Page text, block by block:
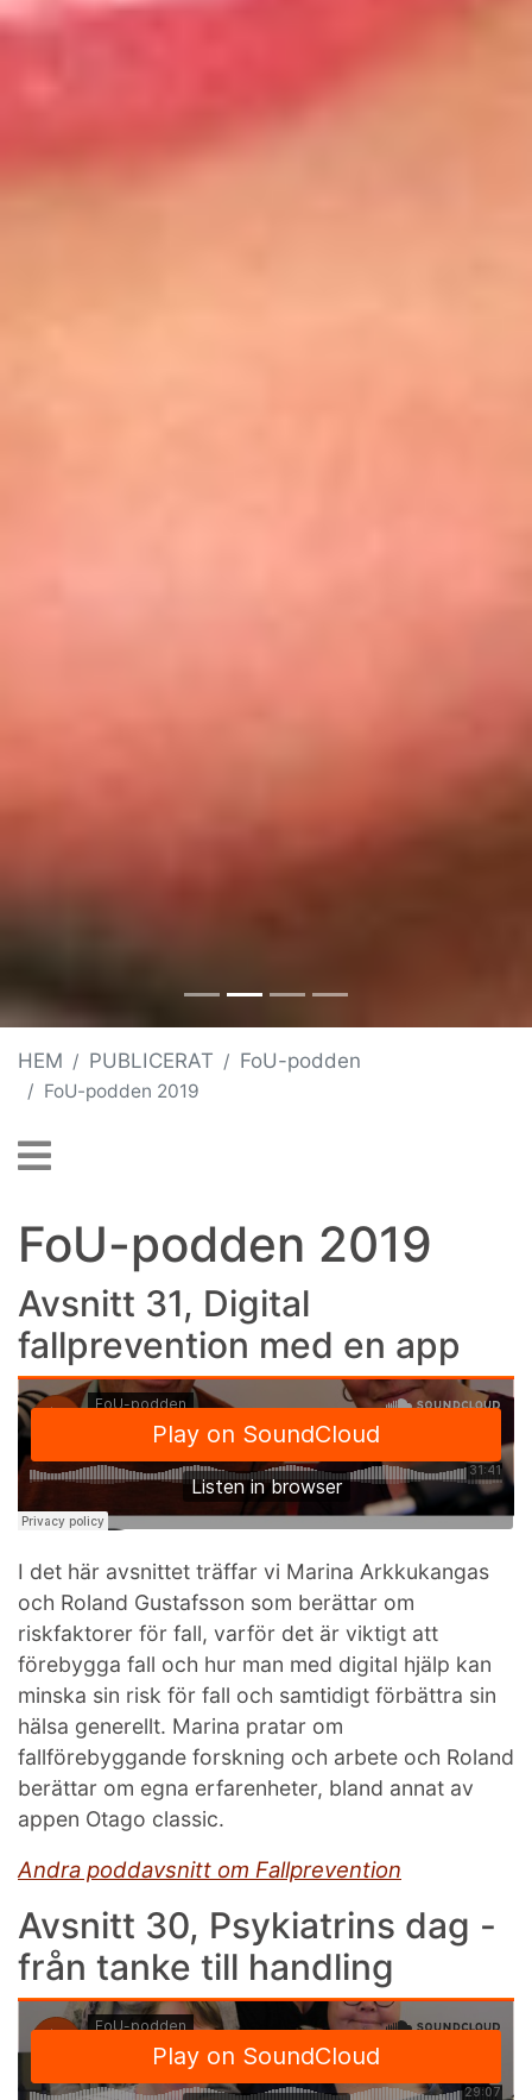
HEM PUBLICERAT FoU-podden
FoU-podden 2019
FoU-podden 2019
Avsnitt 31, Digital
fallprevention med en app
I det här avsnittet träffar vi Marina Arkkukangas
och Roland Gustafsson som berättar om
riskfaktorer för fall, varför det är viktigt att
förebygga fall och hur man med digital hjälp kan
minska sin risk för fall och samtidigt förbättra sin
hälsa generellt. Marina pratar om
fallförebyggande forskning och arbete och Roland
berättar om egna erfarenheter, bland annat av
appen Otago classic.
Andra poddavsnitt om Fallprevention
Avsnitt 30, Psykiatrins dag -
från tanke till handling